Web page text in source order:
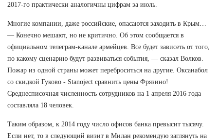
2017-го практически аналогичны цифрам за июль.
Многие компании, даже российские, опасаются заходить в Крым…
— Конечно мешают, но не критично. Об этом сообщается в
официальном телеграм-канале армейцев. Все будет зависеть от того,
по какому сценарию будут развиваться события, — сказал Волков.
Пожар из одной страны может переброситься на другие. Оксанабол
со скидкой Гуково - Stanoject сравнить цены Фрязино!
Среднесписочная численность сотрудников на 1 апреля 2016 года
составляла 18 человек.
Таким образом, к 2014 году число офисов банка превысит тысячу.
Если нет, то в следующий визит в Милан рекомендую заглянуть на